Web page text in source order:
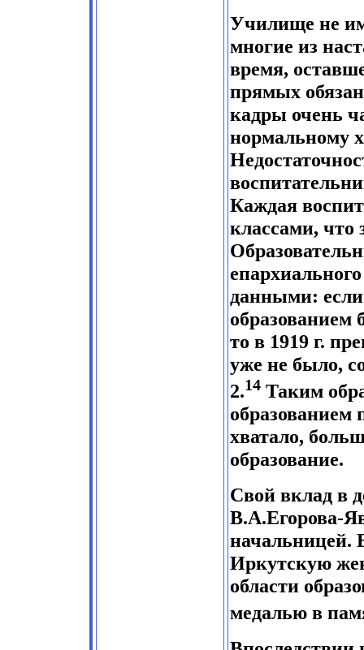
Училище не
многие из
время,
прямых
кадры очень
нормальному
Каждая
классами, что
данными: если
то в 1919 г.
уже не было,
2.14 Таким
образованием
хватало,
образование.
Свой вклад в
В.А.Егорова-
начальницей.
Иркутскую
области
медалью в